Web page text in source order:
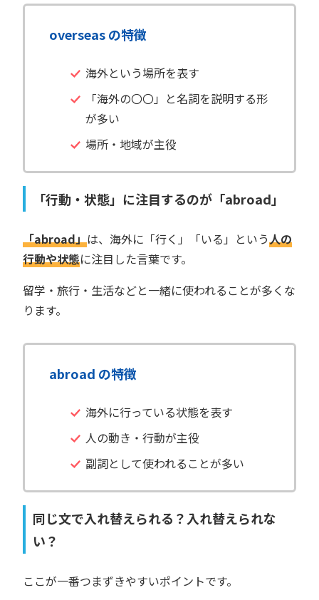
overseas の特徴
海外という場所を表す
「海外の〇〇」と名詞を説明する形
が多い
場所・地域が主役
「行動・状態」に注目するのが「abroad」
「abroad」は、海外に「行く」「いる」という人の
行動や状態に注目した言葉です。
留学・旅行・生活などと一緒に使われることが多くな
ります。
abroad の特徴
海外に行っている状態を表す
人の動き・行動が主役
副詞として使われることが多い
同じ文で入れ替えられる？入れ替えられな
い？
ここが一番つまずきやすいポイントです。